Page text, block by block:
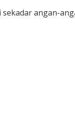
angan-